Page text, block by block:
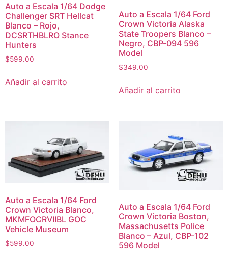
Auto a Escala 1/64 Dodge
Challenger SRT Hellcat
Blanco – Rojo,
DCSRTHBLRO Stance
Hunters
$599.00
Añadir al carrito
Auto a Escala 1/64 Ford
Crown Victoria Alaska
State Troopers Blanco –
Negro, CBP-094 596
Model
$349.00
Añadir al carrito
Auto a Escala 1/64 Ford
Crown Victoria Blanco,
MKMFOCRVIIBL GOC
Vehicle Museum
$599.00
Auto a Escala 1/64 Ford
Crown Victoria Boston,
Massachusetts Police
Blanco – Azul, CBP-102
596 Model